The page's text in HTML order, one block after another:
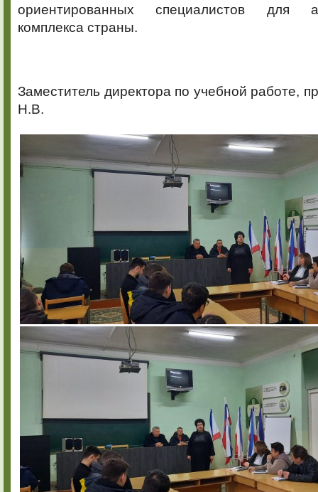
ориентированных специалистов для
комплекса страны.
Заместитель директора по учебной работе,
Н.В.